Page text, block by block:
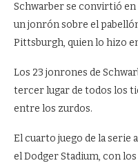
Schwarber se convirtió
un jonrón sobre el
Pittsburgh, quien lo hizo
Los 23 jonrones de
tercer lugar de todos los
entre los zurdos.
El cuarto juego de la serie
el Dodger Stadium, con